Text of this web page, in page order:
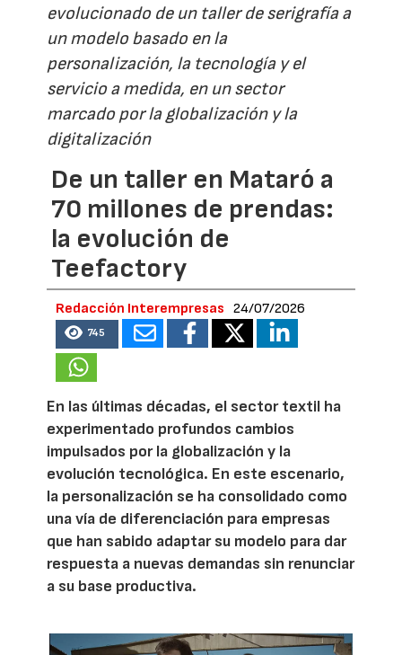
evolucionado de un taller de serigrafía a
un modelo basado en la
personalización, la tecnología y el
servicio a medida, en un sector
marcado por la globalización y la
digitalización
De un taller en Mataró a
70 millones de prendas:
la evolución de
Teefactory
Redacción Interempresas 24/07/2026
745
En las últimas décadas, el sector textil ha
experimentado profundos cambios
impulsados por la globalización y la
evolución tecnológica. En este escenario,
la personalización se ha consolidado como
una vía de diferenciación para empresas
que han sabido adaptar su modelo para dar
respuesta a nuevas demandas sin renunciar
a su base productiva.